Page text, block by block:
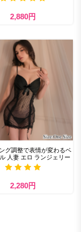
2,880円
グ調整で表情が変わるベ
人妻 エロ ランジェリー
2,280円